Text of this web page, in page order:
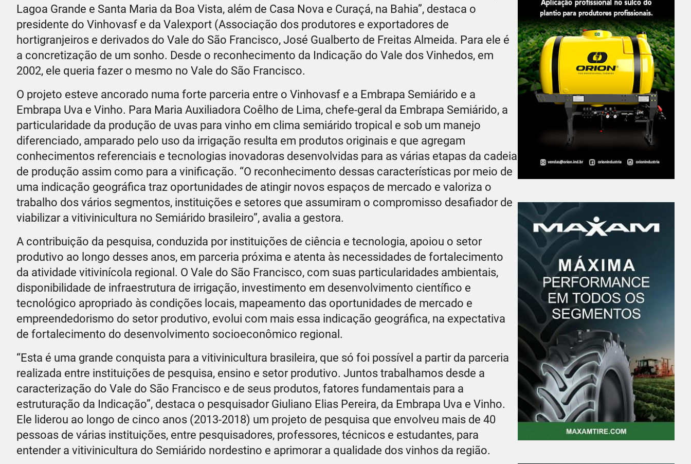
Lagoa Grande e Santa Maria da Boa Vista, além de Casa Nova e Curaçá, na Bahia”, destaca o
presidente do Vinhovasf e da Valexport (Associação dos produtores e exportadores de
hortigranjeiros e derivados do Vale do São Francisco, José Gualberto de Freitas Almeida. Para ele é
a concretização de um sonho. Desde o reconhecimento da Indicação do Vale dos Vinhedos, em
2002, ele queria fazer o mesmo no Vale do São Francisco.
O projeto esteve ancorado numa forte parceria entre o Vinhovasf e a Embrapa Semiárido e a
Embrapa Uva e Vinho. Para Maria Auxiliadora Coêlho de Lima, chefe-geral da Embrapa Semiárido, a
particularidade da produção de uvas para vinho em clima semiárido tropical e sob um manejo
diferenciado, amparado pelo uso da irrigação resulta em produtos originais e que agregam
conhecimentos referenciais e tecnologias inovadoras desenvolvidas para as várias etapas da cadeia
de produção assim como para a vinificação. “O reconhecimento dessas características por meio de
uma indicação geográfica traz oportunidades de atingir novos espaços de mercado e valoriza o
trabalho dos vários segmentos, instituições e setores que assumiram o compromisso desafiador de
viabilizar a vitivinicultura no Semiárido brasileiro”, avalia a gestora.
A contribuição da pesquisa, conduzida por instituições de ciência e tecnologia, apoiou o setor
produtivo ao longo desses anos, em parceria próxima e atenta às necessidades de fortalecimento
da atividade vitivinícola regional. O Vale do São Francisco, com suas particularidades ambientais,
disponibilidade de infraestrutura de irrigação, investimento em desenvolvimento científico e
tecnológico apropriado às condições locais, mapeamento das oportunidades de mercado e
empreendedorismo do setor produtivo, evolui com mais essa indicação geográfica, na expectativa
de fortalecimento do desenvolvimento socioeconômico regional.
“Esta é uma grande conquista para a vitivinicultura brasileira, que só foi possível a partir da parceria
realizada entre instituições de pesquisa, ensino e setor produtivo. Juntos trabalhamos desde a
caracterização do Vale do São Francisco e de seus produtos, fatores fundamentais para a
estruturação da Indicação”, destaca o pesquisador Giuliano Elias Pereira, da Embrapa Uva e Vinho.
Ele liderou ao longo de cinco anos (2013-2018) um projeto de pesquisa que envolveu mais de 40
pessoas de várias instituições, entre pesquisadores, professores, técnicos e estudantes, para
entender a vitivinicultura do Semiárido nordestino e aprimorar a qualidade dos vinhos da região.